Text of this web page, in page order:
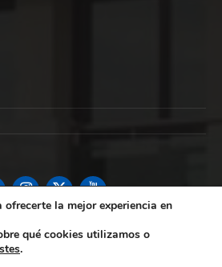
Instagram
X YouTube
la mejor experiencia en
qué cookies utilizamos o
.